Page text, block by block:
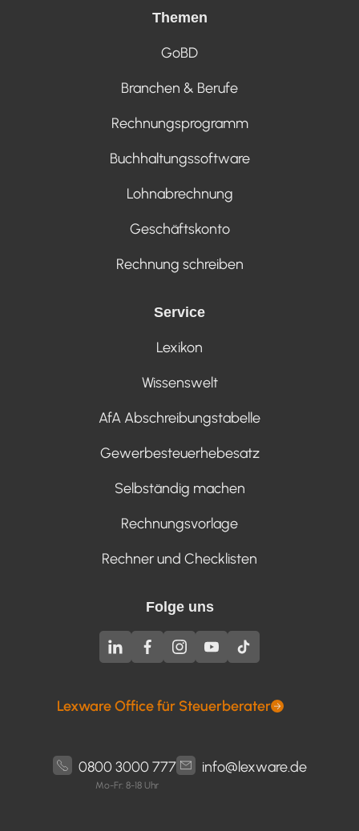
Themen
GoBD
Branchen & Berufe
Rechnungsprogramm
Buchhaltungssoftware
Lohnabrechnung
Geschäftskonto
Rechnung schreiben
Service
Lexikon
Wissenswelt
AfA Abschreibungstabelle
Gewerbesteuerhebesatz
Selbständig machen
Rechnungsvorlage
Rechner und Checklisten
Folge uns
Lexware Office für Steuerberater
0800 3000 777
Mo-Fr: 8-18 Uhr
info@lexware.de